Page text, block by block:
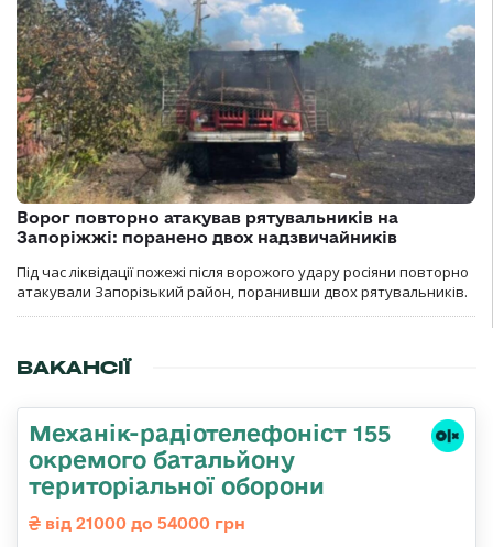
Ворог повторно атакував рятувальників на
Запоріжжі: поранено двох надзвичайників
Під час ліквідації пожежі після ворожого удару росіяни повторно
атакували Запорізький район, поранивши двох рятувальників.
ВАКАНСІЇ
Механік-радіотелефоніст 155
окремого батальйону
територіальної оборони
від 21000 до 54000 грн